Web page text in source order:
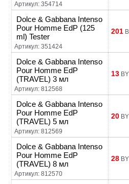
Артикул: 354714
Dolce & Gabbana Intenso
Pour Homme EdP (125
ml) Tester
Артикул: 351424
201
Dolce & Gabbana Intenso
Pour Homme EdP
(TRAVEL) 3 мл
Артикул: 812568
13
Dolce & Gabbana Intenso
Pour Homme EdP
(TRAVEL) 5 мл
Артикул: 812569
20
Dolce & Gabbana Intenso
Pour Homme EdP
(TRAVEL) 8 мл
Артикул: 812570
28